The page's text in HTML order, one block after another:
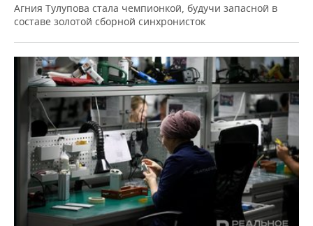
Агния Тулупова стала чемпионкой, будучи запасной в
составе золотой сборной синхронисток